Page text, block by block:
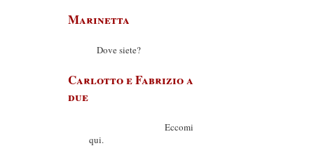
Marinetta
Dove siete?
Carlotto e Fabrizio a
due
Eccomi
qui.